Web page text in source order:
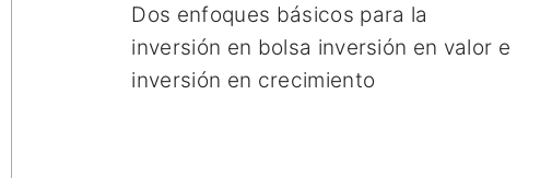
Dos enfoques básicos para la
inversión en bolsa inversión en valor e
inversión en crecimiento